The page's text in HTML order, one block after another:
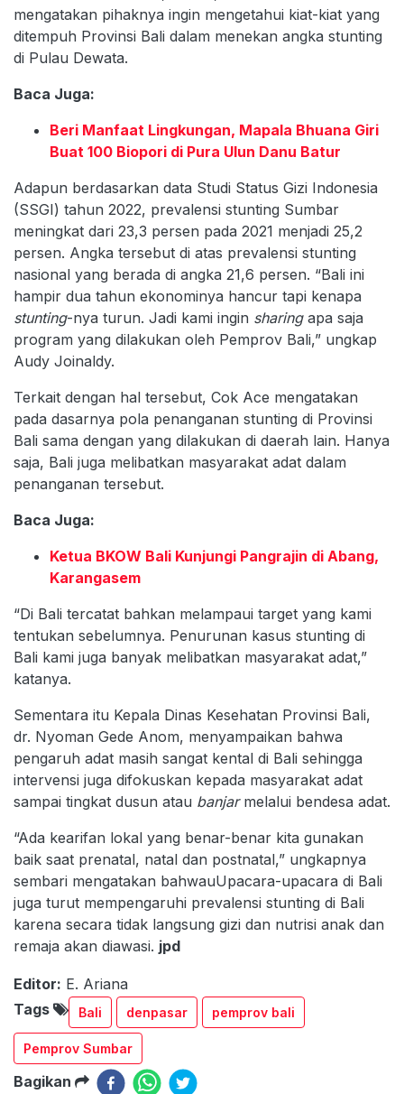
mengatakan pihaknya ingin mengetahui kiat-kiat yang
ditempuh Provinsi Bali dalam menekan angka stunting
di Pulau Dewata.
Baca Juga:
Beri Manfaat Lingkungan, Mapala Bhuana Giri
Buat 100 Biopori di Pura Ulun Danu Batur
Adapun berdasarkan data Studi Status Gizi Indonesia
(SSGI) tahun 2022, prevalensi stunting Sumbar
meningkat dari 23,3 persen pada 2021 menjadi 25,2
persen. Angka tersebut di atas prevalensi stunting
nasional yang berada di angka 21,6 persen. “Bali ini
hampir dua tahun ekonominya hancur tapi kenapa
stunting-nya turun. Jadi kami ingin sharingapa saja
program yang dilakukan oleh Pemprov Bali,” ungkap
Audy Joinaldy.
Terkait dengan hal tersebut, Cok Ace mengatakan
pada dasarnya pola penanganan stunting di Provinsi
Bali sama dengan yang dilakukan di daerah lain. Hanya
saja, Bali juga melibatkan masyarakat adat dalam
penanganan tersebut.
Baca Juga:
Ketua BKOW Bali Kunjungi Pangrajin di Abang,
Karangasem
“Di Bali tercatat bahkan melampaui target yang kami
tentukan sebelumnya. Penurunan kasus stunting di
Bali kami juga banyak melibatkan masyarakat adat,”
katanya.
Sementara itu Kepala Dinas Kesehatan Provinsi Bali,
dr. Nyoman Gede Anom, menyampaikan bahwa
pengaruh adat masih sangat kental di Bali sehingga
intervensi juga difokuskan kepada masyarakat adat
sampai tingkat dusun atau banjarmelalui bendesa adat.
“Ada kearifan lokal yang benar-benar kita gunakan
baik saat prenatal, natal dan postnatal,” ungkapnya
sembari mengatakan bahwauUpacara-upacara di Bali
juga turut mempengaruhi prevalensi stunting di Bali
karena secara tidak langsung gizi dan nutrisi anak dan
remaja akan diawasi. jpd
Editor: E. Ariana
Tags
Bali denpasar pemprov bali
Pemprov Sumbar
Bagikan